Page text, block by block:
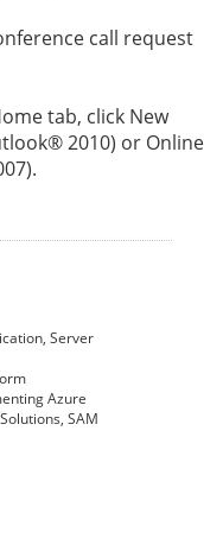
call request
tab, click New
2010) or Online
Server
Azure
SAM